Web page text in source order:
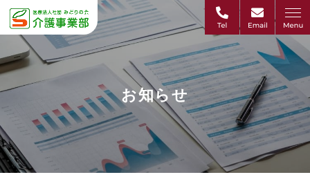
お知らせ